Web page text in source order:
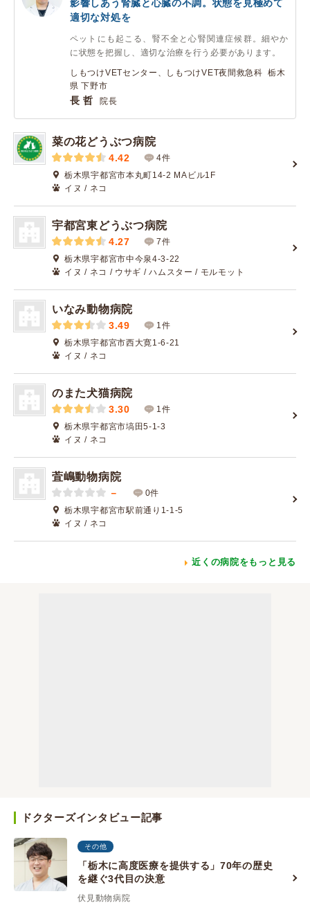
影響しあう腎臓と心臓の不調。状態を見極めて
適切な対処を
ペットにも起こる、腎不全と心腎関連症候群。細やか
に状態を把握し、適切な治療を行う必要があります。
しもつけVETセンター、しもつけVET夜間救急科 栃木
県 下野市
長 哲 院長
菜の花どうぶつ病院
4.42
4件
栃木県宇都宮市本丸町14-2 MAビル1F
イヌ / ネコ
宇都宮東どうぶつ病院
4.27
7件
栃木県宇都宮市中今泉4-3-22
イヌ / ネコ / ウサギ / ハムスター / モルモット
いなみ動物病院
3.49
1件
栃木県宇都宮市西大寛1-6-21
イヌ / ネコ
のまた犬猫病院
3.30
1件
栃木県宇都宮市塙田5-1-3
イヌ / ネコ
萓嶋動物病院
－
0件
栃木県宇都宮市駅前通り1-1-5
イヌ / ネコ
近くの病院をもっと見る
ドクターズインタビュー記事
その他
「栃木に高度医療を提供する」70年の歴史
を継ぐ3代目の決意
伏見動物病院